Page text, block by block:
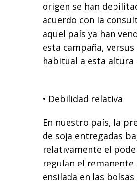
origen se han
acuerdo con la
aquel país ya han
esta campaña,
habitual a esta altura
• Debilidad relativa
En nuestro país, la
de soja entregadas
relativamente el
regulan el
ensilada en las